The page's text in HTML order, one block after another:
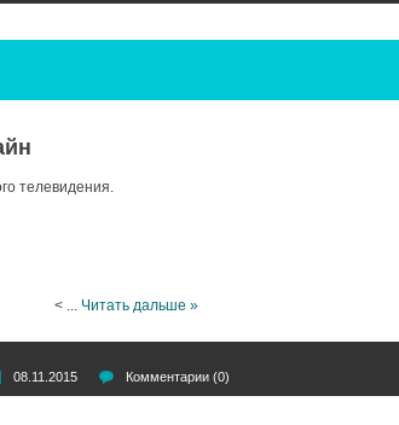
телевидения.
< ... Читать дальше »
08.11.2015 Комментарии (0)